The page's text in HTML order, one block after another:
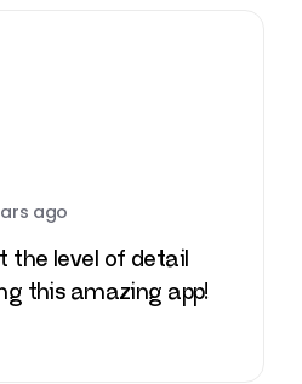
ago
the level of detail
this amazing app!